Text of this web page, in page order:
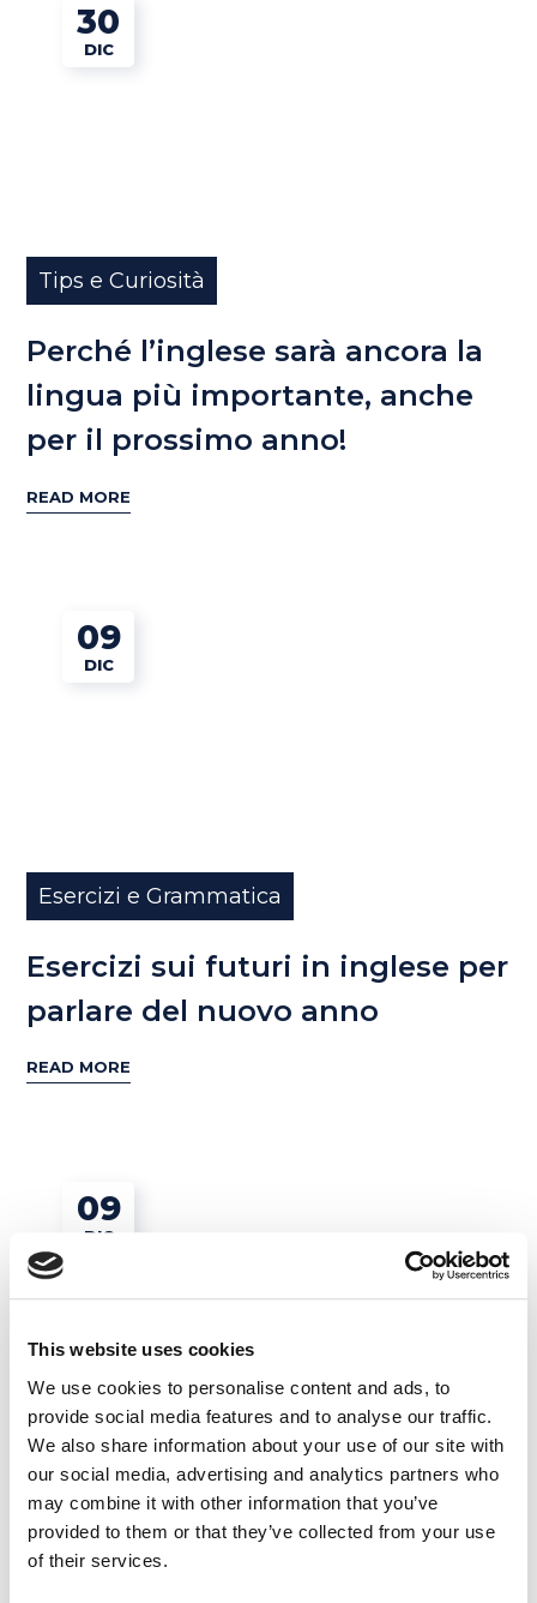
This website uses cookies
We use cookies to personalise content and ads, to
provide social media features and to analyse our traffic.
We also share information about your use of our site with
our social media, advertising and analytics partners who
may combine it with other information that you’ve
provided to them or that they’ve collected from your use
of their services.
30
DIC
Tips e Curiosità
Perché l’inglese sarà ancora la
lingua più importante, anche
per il prossimo anno!
READ MORE
09
DIC
Esercizi e Grammatica
Esercizi sui futuri in inglese per
parlare del nuovo anno
READ MORE
09
DIC
Lavoro
Lavorare come hostess di volo: